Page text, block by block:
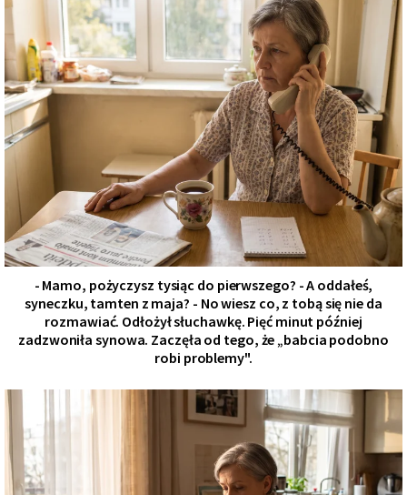
- Mamo, pożyczysz tysiąc do pierwszego? - A oddałeś,
syneczku, tamten z maja? - No wiesz co, z tobą się nie da
rozmawiać. Odłożył słuchawkę. Pięć minut później
zadzwoniła synowa. Zaczęła od tego, że „babcia podobno
robi problemy".